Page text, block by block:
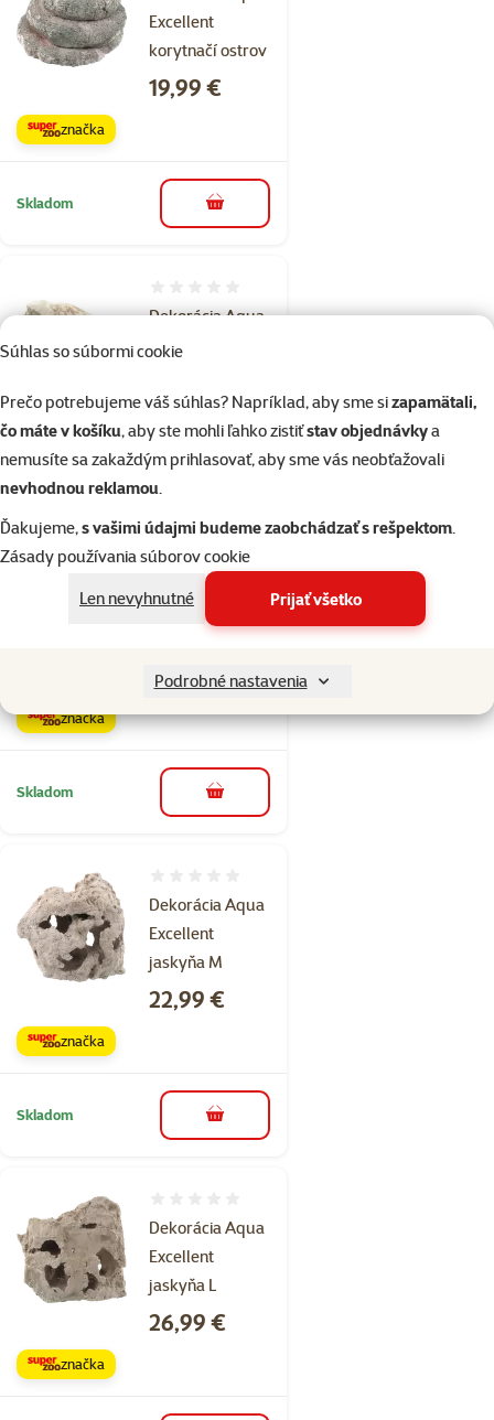
Súhlas so súbormi cookie
Prečo potrebujeme váš súhlas? Napríklad, aby sme sizapamätali,
čo máte v košíku, aby ste mohli ľahko zistiťstav objednávkya
nemusíte sa zakaždým prihlasovať, aby sme vás neobťažovali
nevhodnou reklamou.
Ďakujeme,s vašimi údajmi budeme zaobchádzať s rešpektom.
Zásady používania súborov cookie
Len nevyhnutné
Prijať všetko
Podrobné nastavenia
Excellent
korytnačí ostrov
Cena
19,99 €
značka
Skladom do košíka
Dekorácia Aqua
Excellent úkryt S
značka
Skladom
Dekorácia Aqua
Excellent úkryt L
Hodnotenie 0%
Cena
17,99 €
značka
Skladom do košíka
Dekorácia Aqua
Excellent
jaskyňa M
Cena
22,99 €
značka
Skladom do košíka
Dekorácia Aqua
Excellent
jaskyňa L
Cena
26,99 €
značka